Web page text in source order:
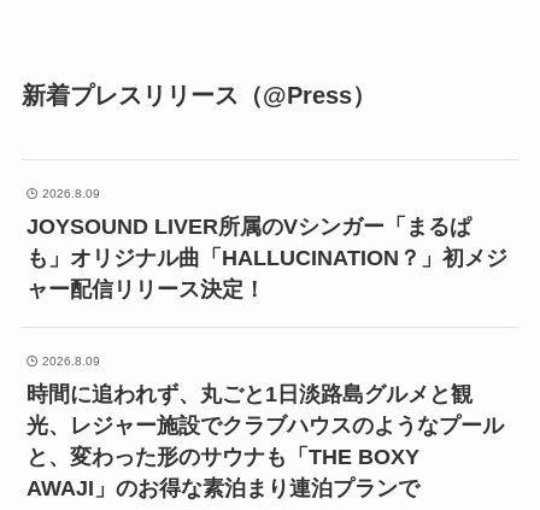
新着プレスリリース（@Press）
2026.8.09
JOYSOUND LIVER所属のVシンガー「まるぱ
も」オリジナル曲「HALLUCINATION？」初メジ
ャー配信リリース決定！
2026.8.09
時間に追われず、丸ごと1日淡路島グルメと観
光、レジャー施設でクラブハウスのようなプール
と、変わった形のサウナも「THE BOXY
AWAJI」のお得な素泊まり連泊プランで